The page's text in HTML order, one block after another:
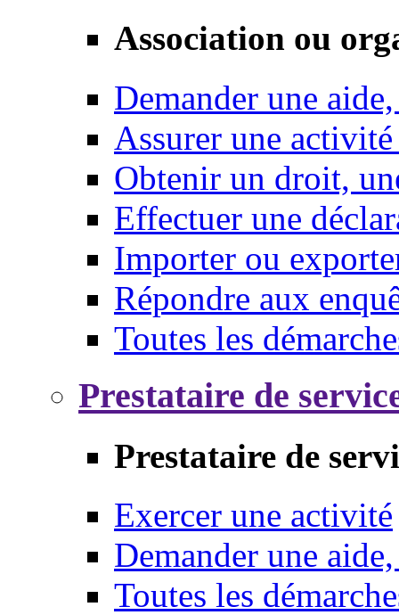
Association ou
Demander une
Assurer une
Obtenir un droit,
Effectuer une
Importer ou
Répondre aux
Toutes les
Prestataire de
Prestataire de
Exercer une activité
Demander une
Toutes les